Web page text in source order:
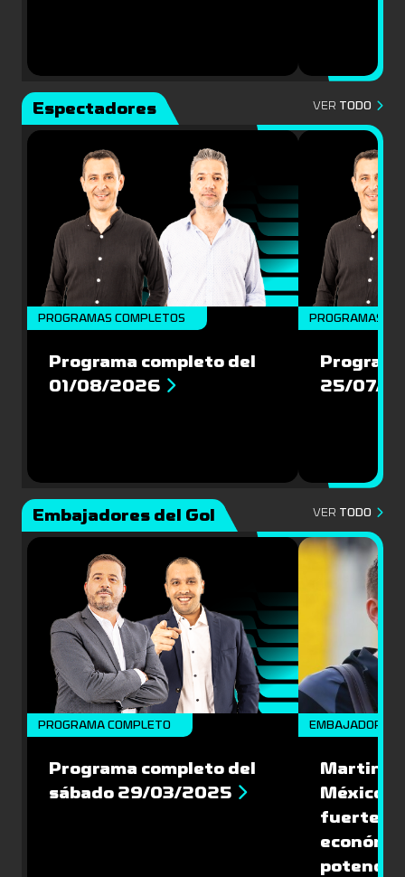
Espectadores VER TODO
PROGRAMAS COMPLETOS
Programa completo del
01/08/2026
PROGRAMAS
25/07/
Embajadores del Gol VER TODO
PROGRAMA COMPLETO
Programa completo del
sábado 29/03/2025
EMBAJADORES
Martin
México:
fuerte